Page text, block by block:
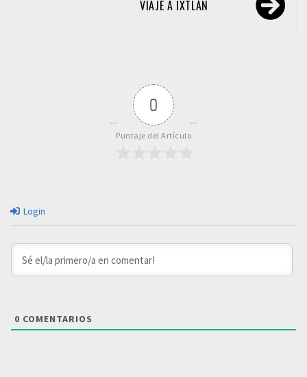
VIAJE A IXTLÁN
0
Puntaje del Artículo
Login
0 COMENTARIOS